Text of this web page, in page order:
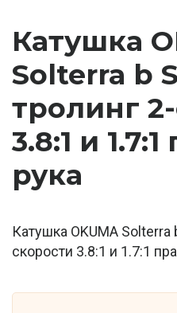
Катушка
Solterra b
тролинг
3.8:1 и
рука
Катушка OKUMA Solterra
скорости 3.8:1 и 1.7:1